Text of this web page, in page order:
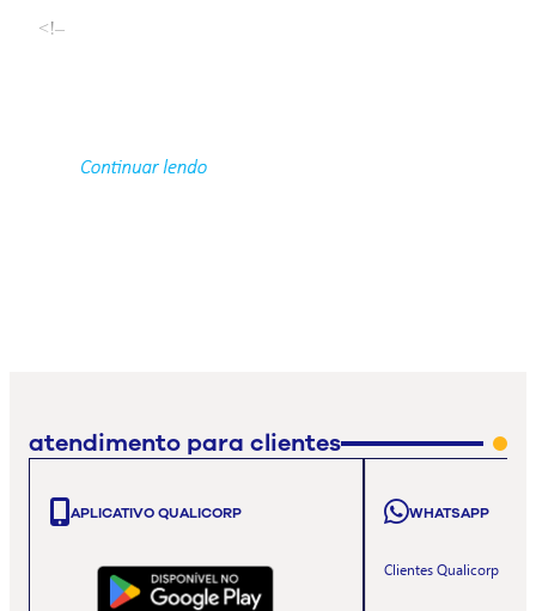
<!–
atendimento para clientes
APLICATIVO QUALICORP WHATSAPP
Clientes Qualicorp